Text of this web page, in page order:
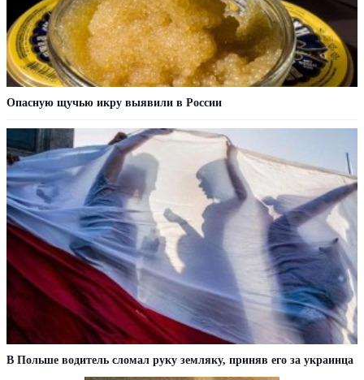
Опасную щучью икру выявили в России
В Польше водитель сломал руку земляку, приняв его за украинца